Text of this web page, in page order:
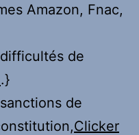
Amazon, Fnac,
de
.}
de
Clicker